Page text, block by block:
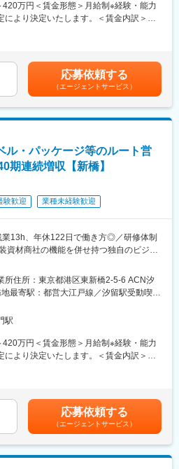
月半の研修プログラムを実施します。扱
識、営業の基本までを基礎から学べる
目指します。未経験からスタートし、第
も多数在籍しています。
幅広い知識・スキル
提案力
並ぶやりがい
業務
飲料用ラベル、お土産品・化粧品などの
フトボックスを提案します。受注後は社
タッフと連携し、製品を形にしていきま
せて洗剤・アルコール・作業服などの
携し、課題のヒアリングから提案・受
編集
ービス
PR支援 など
月半の研修プログラムを実施します。扱
識、営業の基本までを基礎から学べる
目指します。未経験からスタートし、第
も多数在籍しています。
幅広い知識・スキル
420万円＜賃金形態＞月給制※経験・能力
により決定いたします。＜賃金内訳＞月
（一律手当を含む）＜昇給有無＞有＜残
■昇給：年1回(2,000円～8,000円/月 ※ベ
績)■賞与：年3回(過去実績3ヶ月分)■年収
代理、配偶者、子2人)賃金はあくまでも
を通じて上下する可能性があります。月
応募依頼する
（エージェントサービス）
ル・パッケージ等のルート営
連続増収【新橋】
験歓迎 業種未経験歓迎
13h、年休122日で働き方◎／研修体制
資材商社の機能を併せ持つ独自のビジネ
の企画提案、製造、包装資材の販売を主
している当社にて、営業職としてご活躍
修やOJTにてしっかりサポートいたしま
飲料用ラベル、お土産品・化粧品などの
フトボックスを提案します。受注後は社
タッフと連携し、製品を形にしていきま
所住所：東京都港区東新橋2-5-6 ACN汐
最寄駅：都営大江戸線／汐留駅受動喫煙
の範囲：会社の定める事業所（リモート
駅
420万円＜賃金形態＞月給制※経験・能力
により決定いたします。＜賃金内訳＞月
（一律手当を含む）＜昇給有無＞有＜残
■昇給：年1回(2,000円～8,000円/月 ※ベ
績)■賞与：年3回(過去実績3ヶ月分)■年収
代理、配偶者、子2人)賃金はあくまでも
を通じて上下する可能性があります。月
応募依頼する
（エージェントサービス）